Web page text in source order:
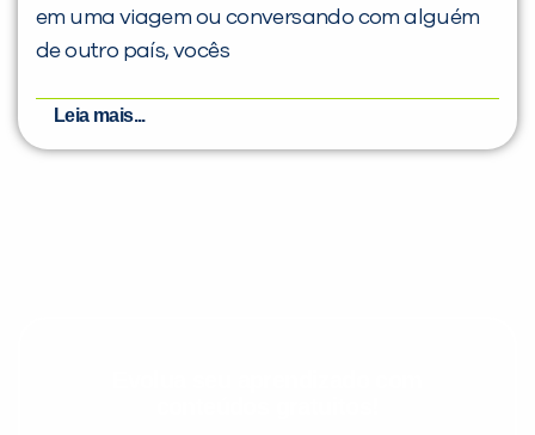
em uma viagem ou conversando com alguém
de outro país, vocês
Leia mais...